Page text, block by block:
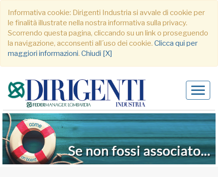
Informativa cookie: Dirigenti Industria si avvale di cookie per
le finalità illustrate nella nostra informativa sulla privacy.
Scorrendo questa pagina, cliccando su un link o proseguendo
la navigazione, acconsenti all´uso dei cookie. Clicca qui per
maggiori informazioni. Chiudi [X]